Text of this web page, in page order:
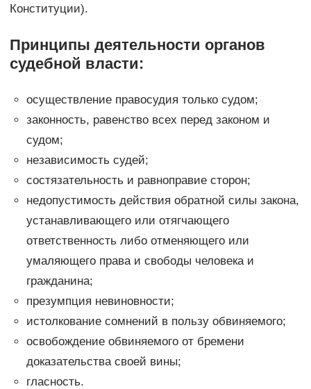
Конституции).
Принципы деятельности органов
судебной власти:
осуществление правосудия только судом;
законность, равенство всех перед законом и
судом;
независимость судей;
состязательность и равноправие сторон;
недопустимость действия обратной силы закона,
устанавливающего или отягчающего
ответственность либо отменяющего или
умаляющего права и свободы человека и
гражданина;
презумпция невиновности;
истолкование сомнений в пользу обвиняемого;
освобождение обвиняемого от бремени
доказательства своей вины;
гласность.